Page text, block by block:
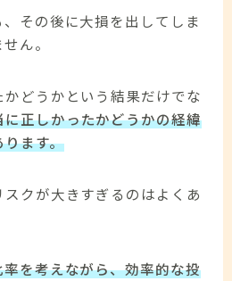
その後に大損を出してしま
ん。
どうかという結果だけでな
正しかったかどうかの経緯
ます。
クが大きすぎるのはよくあ
を考えながら、効率的な投